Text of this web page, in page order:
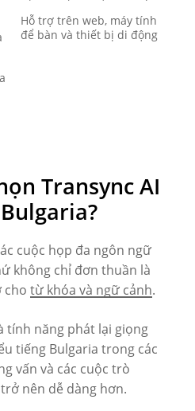
Hỗ trợ trên web, máy tính
để bàn và thiết bị di động
Transync AI
cuộc họp đa ngôn ngữ
không chỉ đơn thuần là
cho từ khóa và ngữ cảnh.
tính năng phát lại giọng
tiếng Bulgaria trong các
vấn và các cuộc trò
nên dễ dàng hơn.